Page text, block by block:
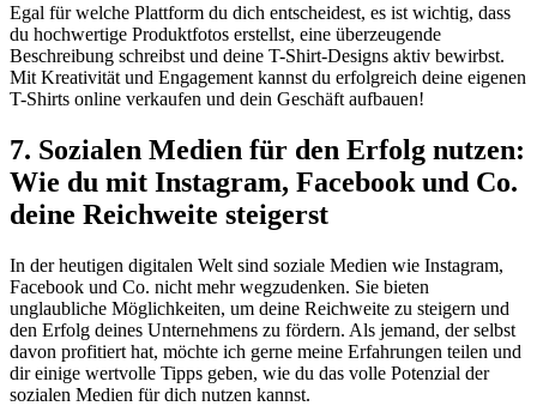
Egal für welche Plattform du dich entscheidest, es ist wichtig, dass
du hochwertige Produktfotos erstellst, eine überzeugende
Beschreibung schreibst und deine T-Shirt-Designs aktiv bewirbst.
Mit Kreativität und Engagement kannst du erfolgreich deine eigenen
T-Shirts online verkaufen und dein Geschäft aufbauen!
7. Sozialen Medien für den Erfolg nutzen:
Wie du mit Instagram, Facebook und Co.
deine Reichweite steigerst
In der heutigen digitalen Welt sind soziale Medien wie Instagram,
Facebook und Co. nicht mehr wegzudenken. Sie bieten
unglaubliche Möglichkeiten, um deine Reichweite zu steigern und
den Erfolg deines Unternehmens zu fördern. Als jemand, der selbst
davon profitiert hat, möchte ich gerne meine Erfahrungen teilen und
dir einige wertvolle Tipps geben, wie du das volle Potenzial der
sozialen Medien für dich nutzen kannst.